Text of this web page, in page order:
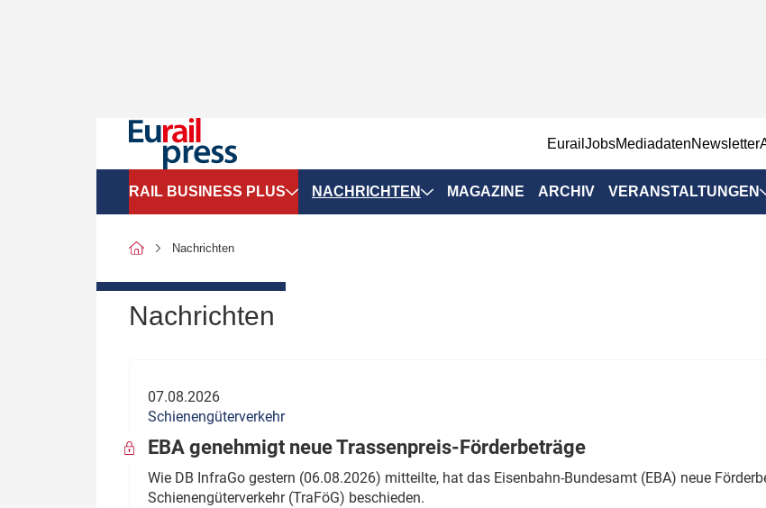
EurailJobsMediadatenNewsletter
RAIL BUSINESS PLUS
SPNV-Marktdaten
Politik
Verbände: Wer spricht für
wen?
NACHRICHTEN
Infrastruktur & Ausrüstung
ÖPNV
MAGAZINE ARCHIV VERANSTALTUNGEN
Nachrichten
Nachrichten
07.08.2026
Schienengüterverkehr
EBA genehmigt neue Trassenpreis-Förderbeträge
Wie DB InfraGo gestern (06.08.2026) mitteilte, hat das Eisenbahn-Bundesamt (EBA) neue
Schienengüterverkehr (TraFöG) beschieden.